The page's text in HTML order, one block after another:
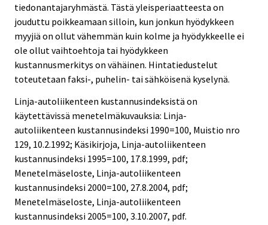
tiedonantajaryhmästä. Tästä yleisperiaatteesta on
jouduttu poikkeamaan silloin, kun jonkun hyödykkeen
myyjiä on ollut vähemmän kuin kolme ja hyödykkeelle ei
ole ollut vaihtoehtoja tai hyödykkeen
kustannusmerkitys on vähäinen. Hintatiedustelut
toteutetaan faksi-, puhelin- tai sähköisenä kyselynä.
Linja-autoliikenteen kustannusindeksistä on
käytettävissä menetelmäkuvauksia: Linja-
autoliikenteen kustannusindeksi 1990=100, Muistio nro
129, 10.2.1992; Käsikirjoja, Linja-autoliikenteen
kustannusindeksi 1995=100, 17.8.1999, pdf;
Menetelmäseloste, Linja-autoliikenteen
kustannusindeksi 2000=100, 27.8.2004, pdf;
Menetelmäseloste, Linja-autoliikenteen
kustannusindeksi 2005=100, 3.10.2007, pdf.